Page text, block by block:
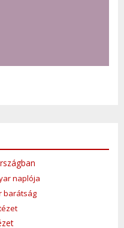
naplója
barátság